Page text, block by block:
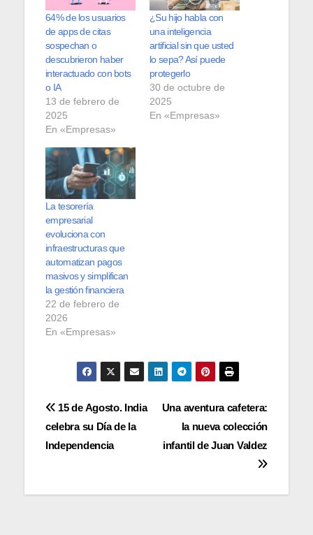
64% de los usuarios
de apps de citas
sospechan o
descubrieron haber
interactuado con bots
o IA
13 de febrero de
2025
En «Empresas»
¿Su hijo habla con
una inteligencia
artificial sin que usted
lo sepa? Así puede
protegerlo
30 de octubre de
2025
En «Empresas»
La tesorería
empresarial
evoluciona con
infraestructuras que
automatizan pagos
masivos y simplifican
la gestión financiera
22 de febrero de
2026
En «Empresas»
Navegación
de
Una aventura cafetera:
la nueva colección
infantil de Juan Valdez
15 de Agosto. India
celebra su Día de la
Independencia